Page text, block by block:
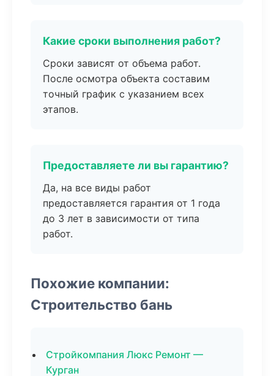
Какие сроки выполнения работ?
Сроки зависят от объема работ.
После осмотра объекта составим
точный график с указанием всех
этапов.
Предоставляете ли вы гарантию?
Да, на все виды работ
предоставляется гарантия от 1 года
до 3 лет в зависимости от типа
работ.
Похожие компании:
Строительство бань
Стройкомпания Люкс Ремонт —
Курган